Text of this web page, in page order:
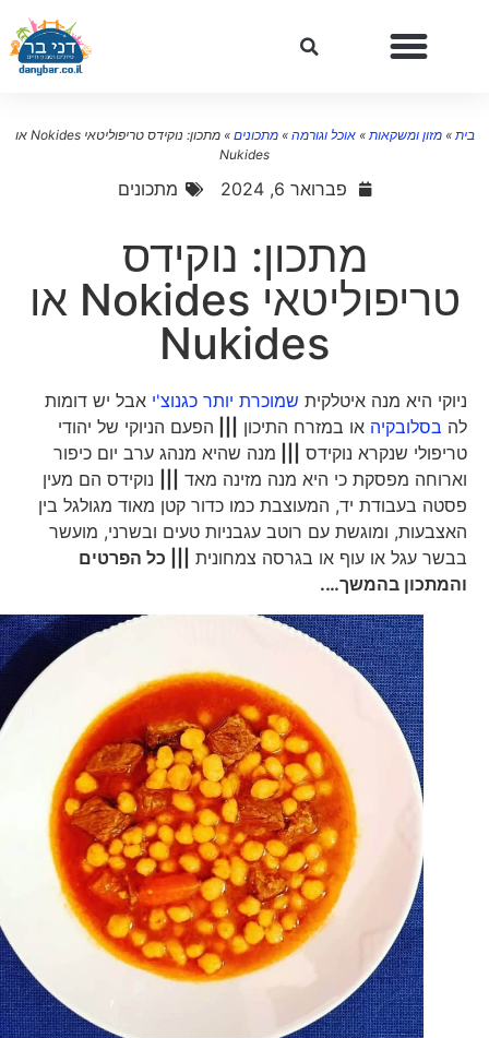
»מזון ומשקאות»אוכל וגורמה»מתכונים»
מתכון: נוקידס טריפוליטאי Nokides או
Nukides
פברואר 6, 2024 מתכונים
מתכון: נוקידס
טריפוליטאי Nokides או
Nukides
ניוקי היא מנה איטלקיתשמוכרת יותר כגנוצ'יאבל יש דומות
להבסלובקיהאו במזרח התיכון|||
הפעם הניוקי של יהודי
טריפולי שנקרא נוקידס|||
מנה שהיא מנהג ערב יום כיפור
וארוחה מפסקת כי היא מנה מזינה מאד|||
נוקידס הם מעין
פסטה בעבודת יד, המעוצבת כמו כדור קטן מאוד מגולגל בין
האצבעות, ומוגשת עם רוטב עגבניות טעים ובשרני, מועשר
בבשר עגל או עוף או בגרסה צמחונית||| כל הפרטים
והמתכון בהמשך….